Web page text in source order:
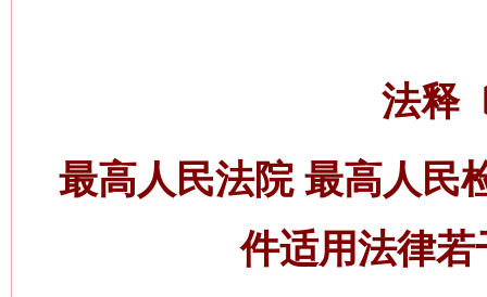
法释
最高人民法院 最高人民
件适用法律